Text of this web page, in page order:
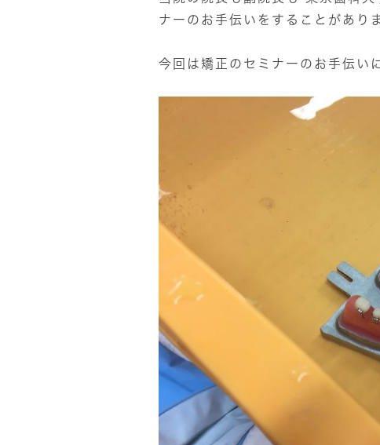
ナーのお手伝いをすることがあり
今回は矯正のセミナーのお手伝い